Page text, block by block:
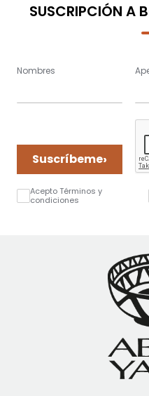
SUSCRIPCIÓN A
Nombres
Suscríbeme›
Acepto Términos y
condiciones